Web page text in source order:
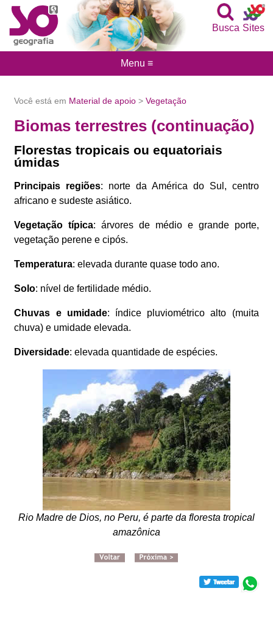
Sites
Busca
Você está em Material de apoio >Vegetação
Biomas terrestres (continuação)
Florestas tropicais ou equatoriais
úmidas
Principais regiões: norte da América do Sul, centro
africano e sudeste asiático.
Vegetação típica: árvores de médio e grande porte,
vegetação perene e cipós.
Temperatura: elevada durante quase todo ano.
Solo: nível de fertilidade médio.
Chuvas e umidade: índice pluviométrico alto (muita
chuva) e umidade elevada.
Diversidade: elevada quantidade de espécies.
Rio Madre de Dios, no Peru, é parte da floresta tropical
amazônica